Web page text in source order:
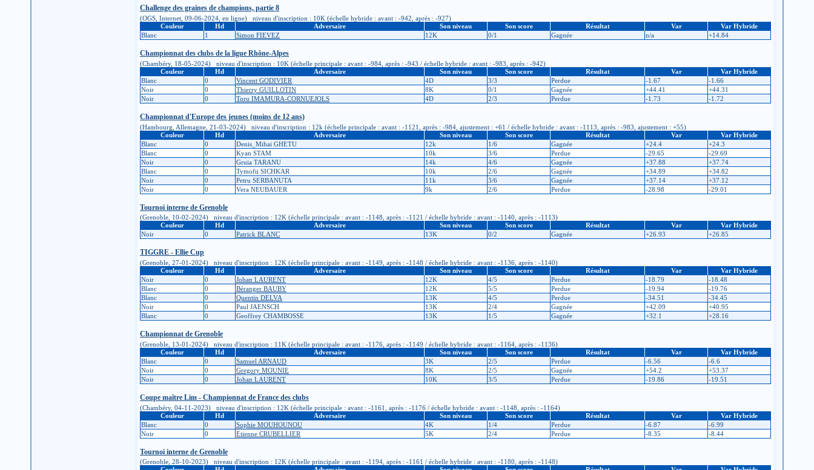
Challenge des graines de champions, partie 8
(OGS, Internet, 09-06-2024, en ligne) niveau d'inscription : 10K (échelle hybride : avant : -942, après : -927)
Couleur
Hd Adversaire Son niveau Son score Résultat Var
Var Hybride
Blanc
1 Simon FIEVEZ 12K 0/1 Gagnée n/a +14.84
Championnat des clubs de la ligue Rhône-Alpes
(Chambéry, 18-05-2024) niveau d'inscription : 10K (échelle principale : avant : -984, après : -943 / échelle hybride : avant : -983, après : -942)
Couleur
Hd Adversaire Son niveau Son score Résultat Var
Var Hybride
Blanc
0 Vincent GODIVIER 4D 3/3 Perdue -1.67
-1.66
Noir
0 Thierry GUILLOTIN 8K 0/1 Gagnée +44.41
+44.31
Noir
0 Toru IMAMURA-CORNUEJOLS 4D 2/3 Perdue -1.73 -1.72
Championnat d'Europe des jeunes (moins de 12 ans)
(Hambourg, Allemagne, 21-03-2024) niveau d'inscription : 12k (échelle principale : avant : -1121, après : -984, ajustement : +61 / échelle hybride : avant : -1113, après : -983, ajustement : +55)
Couleur
Hd Adversaire Son niveau Son score Résultat Var
Var Hybride
Blanc
0 Denis_Mihai GHETU 12k 1/6 Gagnée +24.4
+24.3
Blanc
0 Kyan STAM 10k 3/6 Perdue -29.65
-29.69
Noir
0 Gruia TARANU 14k 4/6 Gagnée +37.88
+37.74
Blanc
0 Tymofii SICHKAR 10k 2/6 Gagnée +34.89
+34.82
Noir
0 Petru SERBANUTA 11k 3/6 Gagnée +37.14
+37.12
Noir
0 Vera NEUBAUER 9k 2/6 Perdue -28.98 -29.01
Tournoi interne de Grenoble
(Grenoble, 10-02-2024) niveau d'inscription : 12K (échelle principale : avant : -1148, après : -1121 / échelle hybride : avant : -1140, après : -1113)
Couleur
Hd Adversaire Son niveau Son score Résultat Var
Var Hybride
Noir
0 Patrick BLANC 13K 0/2 Gagnée +26.93 +26.85
TIGGRE - Ellie Cup
(Grenoble, 27-01-2024) niveau d'inscription : 12K (échelle principale : avant : -1149, après : -1148 / échelle hybride : avant : -1136, après : -1140)
Couleur
Hd Adversaire Son niveau Son score Résultat Var
Var Hybride
Noir
0 Johan LAURENT 12K 4/5 Perdue -18.79
-18.48
Blanc
0 Béranger BAUBY 12K 5/5 Perdue -19.94
-19.76
Blanc
0 Quentin DELVA 13K 4/5 Perdue -34.51
-34.45
Noir
0 Paul JAENSCH 13K 2/4 Gagnée +42.09
+40.95
Blanc
0 Geoffrey CHAMBOSSE 13K 1/5 Gagnée +32.1 +28.16
Championnat de Grenoble
(Grenoble, 13-01-2024) niveau d'inscription : 11K (échelle principale : avant : -1176, après : -1149 / échelle hybride : avant : -1164, après : -1136)
Couleur
Hd Adversaire Son niveau Son score Résultat Var
Var Hybride
Blanc
0 Samuel ARNAUD 3K 2/5 Perdue -6.56
-6.6
Noir
0 Gregory MOUNIE 8K 2/5 Gagnée +54.2
+53.37
Noir
0 Johan LAURENT 10K 3/5 Perdue -19.86 -19.51
Coupe maître Lim - Championnat de France des clubs
(Chambéry, 04-11-2023) niveau d'inscription : 12K (échelle principale : avant : -1161, après : -1176 / échelle hybride : avant : -1148, après : -1164)
Couleur
Hd Adversaire Son niveau Son score Résultat Var
Var Hybride
Blanc
0 Sophie MOUHOUNOU 4K 1/4 Perdue -6.87
-6.99
Noir
0 Etienne CRUBELLIER 5K 2/4 Perdue -8.35 -8.44
Tournoi interne de Grenoble
(Grenoble, 28-10-2023) niveau d'inscription : 12K (échelle principale : avant : -1194, après : -1161 / échelle hybride : avant : -1180, après : -1148)